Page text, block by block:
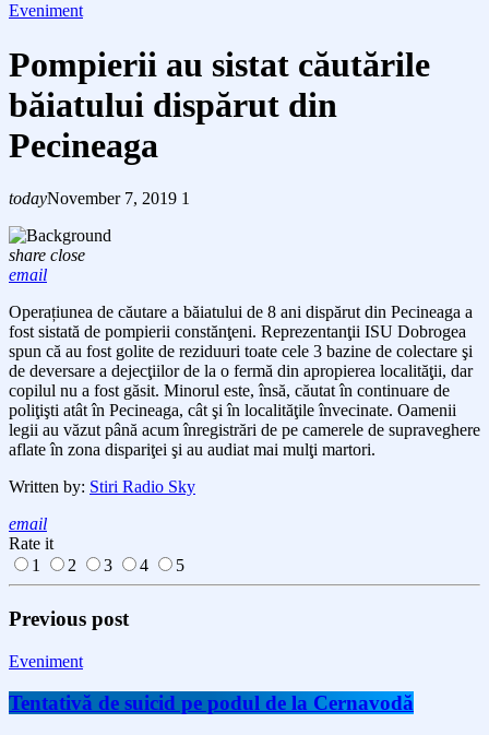
Eveniment
Pompierii au sistat căutările
băiatului dispărut din
Pecineaga
todayNovember 7, 2019 1
share close
email
Operațiunea de căutare a băiatului de 8 ani dispărut din Pecineaga a
fost sistată de pompierii constănţeni. Reprezentanţii ISU Dobrogea
spun că au fost golite de reziduuri toate cele 3 bazine de colectare şi
de deversare a dejecţiilor de la o fermă din apropierea localităţii, dar
copilul nu a fost găsit. Minorul este, însă, căutat în continuare de
poliţişti atât în Pecineaga, cât şi în localităţileînvecinate. Oamenii
legii au văzut până acum înregistrări de pe camerele de supraveghere
aflate în zona dispariţei şi au audiat mai mulţi martori.
Written by: Stiri Radio Sky
email
Rate it
1
2 3 4 5
Previous post
Eveniment
Tentativă de suicid pe podul de la Cernavodă